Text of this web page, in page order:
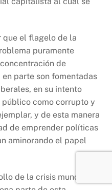
que el flagelo de la
puramente
de
parte son fomentadas
en su intento
como corrupto y
y de esta manera
de emprender políticas
aminorando el papel
de la crisis mundial